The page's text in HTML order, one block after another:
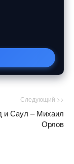
Следующий >>
и Саул – Михаил
Орлов